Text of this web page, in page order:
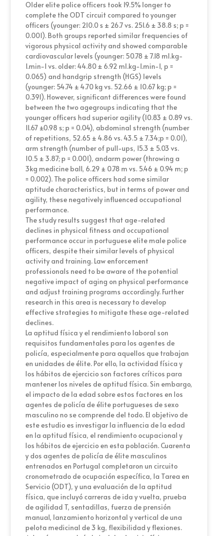
Older elite police officers took 19.5% longer to
complete the ODT circuit compared to younger
officers (younger: 210.0 s ± 26.7 vs. 251.6 ± 38.8 s; p =
0.001). Both groups reported similar frequencies of
vigorous physical activity and showed comparable
cardiovascular levels (younger: 50.78 ± 7.18 ml.kg-
1.min-1 vs. older: 44.80 ± 6.92 ml.kg-1.min-1, p =
0.065) and handgrip strength (HGS) levels
(younger: 54.74 ± 4.70 kg vs. 52.66 ± 10.67 kg; p =
0.391). However, significant differences were found
between the two agegroups indicating that the
younger officers had superior agility (10.83 ± 0.89 vs.
11.67 ±0.98 s; p = 0.04), abdominal strength (number
of repetitions, 52.65 ± 4.86 vs. 43.5 ± 7.34;p = 0.01),
arm strength (number of pull-ups, 15.3 ± 5.03 vs.
10.5 ± 3.87; p = 0.001), andarm power (throwing a
3kg medicine ball, 6.29 ± 0.78 m vs. 5.46 ± 0.94 m; p
= 0.002). The police officers had some similar
aptitude characteristics, but in terms of power and
agility, these negatively influenced occupational
performance.
The study results suggest that age-related
declines in physical fitness and occupational
performance occur in portuguese elite male police
officers, despite their similar levels of physical
activity and training. Law enforcement
professionals need to be aware of the potential
negative impact of aging on physical performance
and adjust training programs accordingly. Further
research in this area is necessary to develop
effective strategies to mitigate these age-related
declines.
La aptitud física y el rendimiento laboral son
requisitos fundamentales para los agentes de
policía, especialmente para aquellos que trabajan
en unidades de élite. Por ello, la actividad física y
los hábitos de ejercicio son factores críticos para
mantener los niveles de aptitud física. Sin embargo,
el impacto de la edad sobre estos factores en los
agentes de policía de élite portugueses de sexo
masculino no se comprende del todo. El objetivo de
este estudio es investigar la influencia de la edad
en la aptitud física, el rendimiento ocupacional y
los hábitos de ejercicio en esta población. Cuarenta
y dos agentes de policía de élite masculinos
entrenados en Portugal completaron un circuito
cronometrado de ocupación específica, la Tarea en
Servicio (ODT), y una evaluación de la aptitud
física, que incluyó carreras de ida y vuelta, prueba
de agilidad T, sentadillas, fuerza de prensión
manual, lanzamiento horizontal y vertical de una
pelota medicinal de 3 kg, flexibilidad y flexiones.